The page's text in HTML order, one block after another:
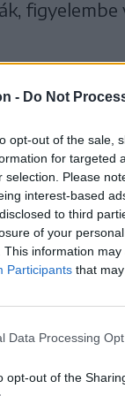
- Do Not
opt-out of the sale,
for targeted
selection. Please
interest-based
to third
of your
This information
Participants that
Data Processing
opt-out of the
figyelembe
kapták
osztani a
osztozni
ötlete,